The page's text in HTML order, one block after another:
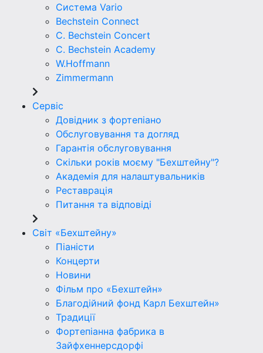
Система Vario
Bechstein Connect
C. Bechstein Concert
C. Bechstein Academy
W.Hoffmann
Zimmermann
Сервіс
Довідник з фортепіано
Обслуговування та догляд
Гарантія обслуговування
Скільки років моєму "Бехштейну"?
Академія для налаштувальників
Реставрація
Питання та відповіді
Світ «Бехштейну»
Піаністи
Концерти
Новини
Фільм про «Бехштейн»
Благодійний фонд Карл Бехштейн»
Традиції
Фортепіанна фабрика в
Зайфхеннерсдорфi